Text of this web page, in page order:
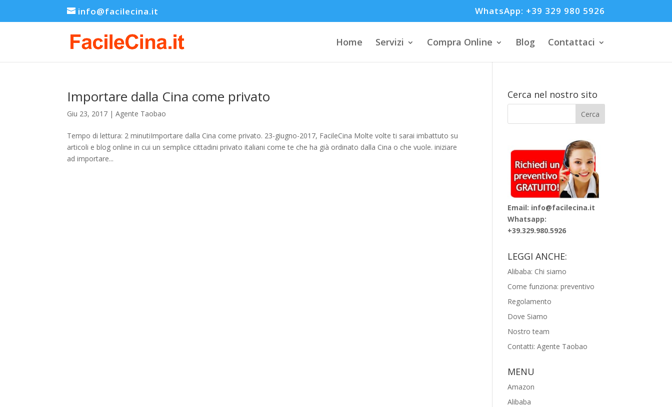
info@facilecina.it WhatsApp: +39 329 980 5926
Home Servizi Compra Online Blog Contattaci
Importare dalla Cina come privato
Giu 23, 2017 |Agente Taobao
Tempo di lettura: 2 minutiImportare dalla Cina come privato. 23-giugno-2017, FacileCina Molte volte ti sarai imbattuto su
articoli e blog online in cui un semplice cittadini privato italiani come te che ha già ordinato dalla Cina o che vuole. iniziare
ad importare...
Cerca nel nostro sito
Email: info@facilecina.it
Whatsapp:
+39.329.980.5926
LEGGI ANCHE:
Alibaba: Chi siamo
Come funziona: preventivo
Regolamento
Dove Siamo
Nostro team
Contatti: Agente Taobao
MENU
Amazon
Alibaba